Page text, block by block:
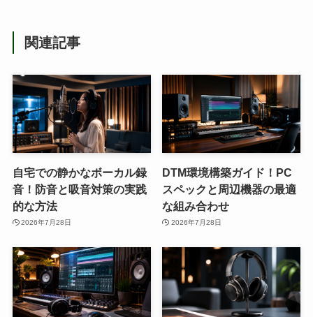
関連記事
自宅での静かなボーカル録
音！防音と吸音対策の実践
的な方法
2026年7月28日
DTM環境構築ガイド！PC
スペックと周辺機器の最適
な組み合わせ
2026年7月28日